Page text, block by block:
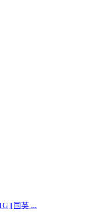
国英 ...